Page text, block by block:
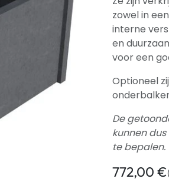
zowel in
interne
en
voor een
Optioneel
De
kunnen
te bepalen.
772,00 €